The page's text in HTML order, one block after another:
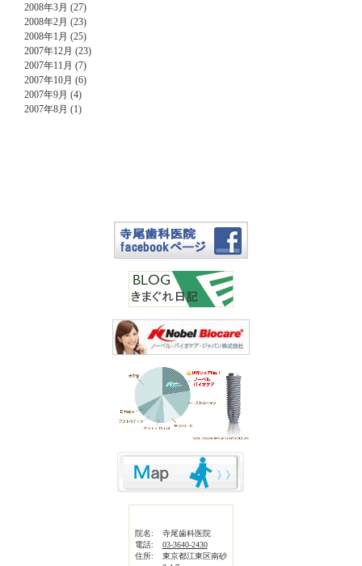
2008年3月 (27)
2008年2月 (23)
2008年1月 (25)
2007年12月 (23)
2007年11月 (7)
2007年10月 (6)
2007年9月 (4)
2007年8月 (1)
院名:
寺尾歯科医院
電話:
03-3640-2430
住所:
東京都江東区南砂